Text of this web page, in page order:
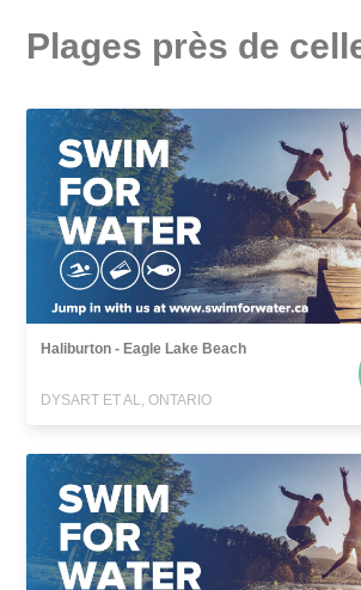
Plages près de
Haliburton - Eagle Lake Beach
DYSART ET AL, ONTARIO